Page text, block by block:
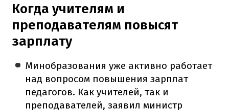
Когда учителям и
преподавателям повысят
зарплату
Минобразования уже активно работает
над вопросом повышения зарплат
педагогов. Как учителей, так и
преподавателей, заявил министр